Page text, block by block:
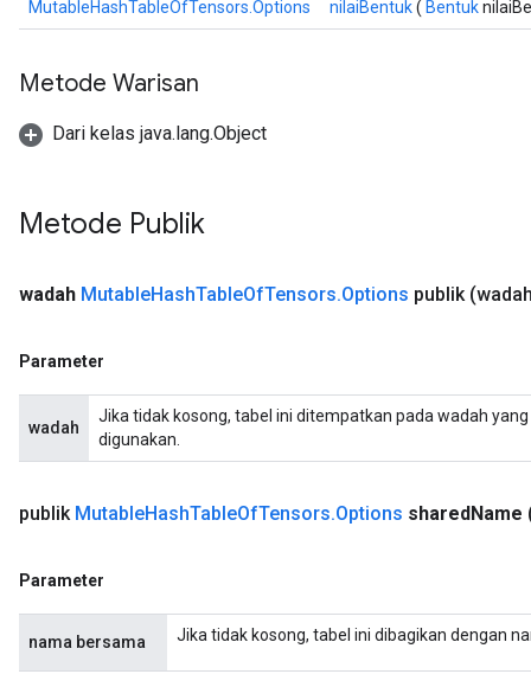
MutableHashTableOfTensors.Options nilaiBentuk( Bentuk
Metode Warisan
Dari kelas java.lang.Object
Metode Publik
wadah MutableHashTableOfTensors.Options publik
Parameter
wadah
Jika tidak kosong, tabel ini ditempatkan pada wadah
digunakan.
publik MutableHashTableOfTensors.Options sharedName
Parameter
nama bersama Jika tidak kosong, tabel ini dibagikan dengan